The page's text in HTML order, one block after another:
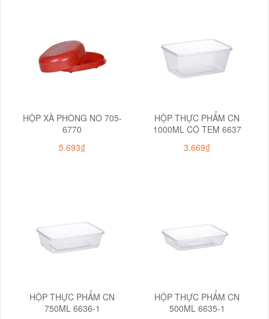
HỘP XÀ PHÒNG NO 705-
6770
5.693₫
HỘP THỰC PHẨM CN
1000ML CÓ TEM 6637
3.669₫
HỘP THỰC PHẨM CN
750ML 6636-1
HỘP THỰC PHẨM CN
500ML 6635-1